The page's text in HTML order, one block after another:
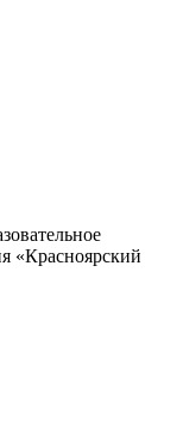
«Красноярский